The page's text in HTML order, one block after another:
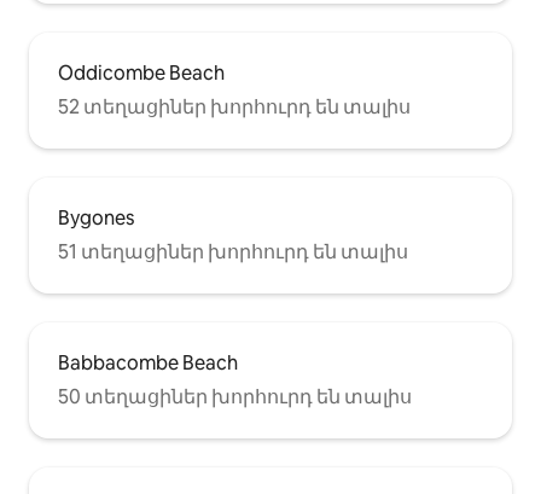
Oddicombe Beach
52 տեղացիներ խորհուրդ են տալիս
Bygones
51 տեղացիներ խորհուրդ են տալիս
Babbacombe Beach
50 տեղացիներ խորհուրդ են տալիս